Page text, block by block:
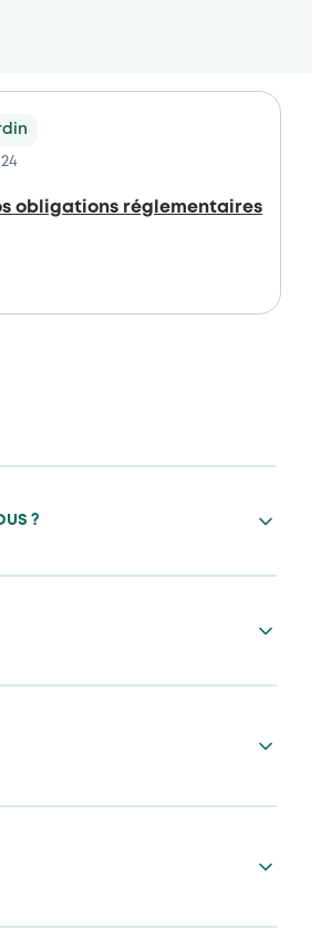
obligations réglementaires
?